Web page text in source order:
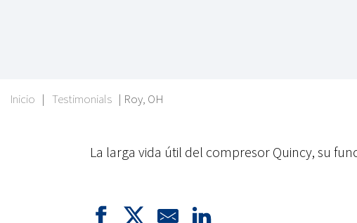
Inicio | Testimonials | Roy, OH
La larga vida útil del compresor Quincy, su